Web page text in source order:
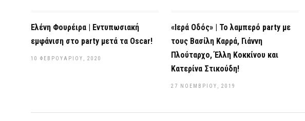
Ελένη Φουρέιρα | Εντυπωσιακή
εμφάνιση στο party μετά τα Oscar!
10 ΦΕΒΡΟΥΑΡΊΟΥ, 2020
«Ιερά Οδός» | Το λαμπερό party με
τους Βασίλη Καρρά, Γιάννη
Πλούταρχο, Έλλη Κοκκίνου και
Κατερίνα Στικούδη!
27 ΝΟΕΜΒΡΊΟΥ, 2019